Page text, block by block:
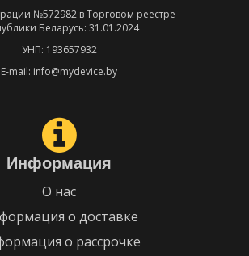
№572982 в Торговом реестре
Беларусь: 31.01.2024
УНП: 193657932
E-mail: info@mydevice.by
Информация
О нас
о доставке
о рассрочке